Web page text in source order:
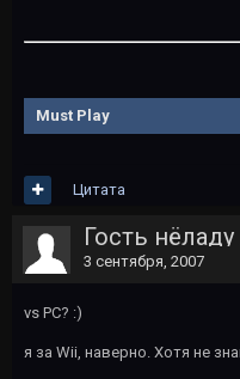
Must Play
Цитата
Гость
3 сентября, 2007
vs PC? :)
я за Wii, наверно. Хотя не